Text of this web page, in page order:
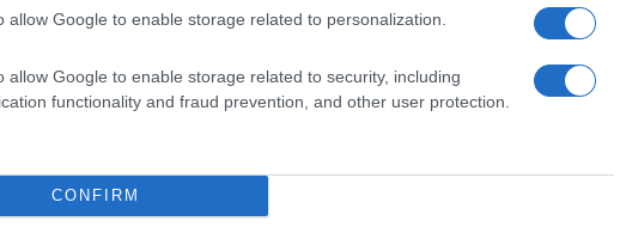
allow Google to enable storage related to personalization.
allow Google to enable storage related to security, including
functionality and fraud prevention, and other user protection.
CONFIRM
CARGA COCHE DETROIT ENTREGA
DE GINEBRA SISTEMA U2 VELOCIDAD
Guía
garantía